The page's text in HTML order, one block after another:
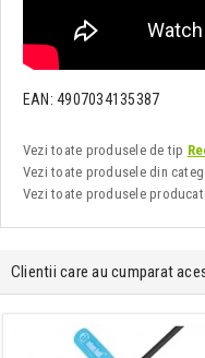
EAN: 4907034135387
Vezi toate produsele de tip
Vezi toate produsele din
Vezi toate produsele
Clientii care au cumparat